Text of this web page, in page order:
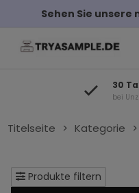
Sehen Sie
30
bei
Titelseite > Kategorie >
Produkte filtern